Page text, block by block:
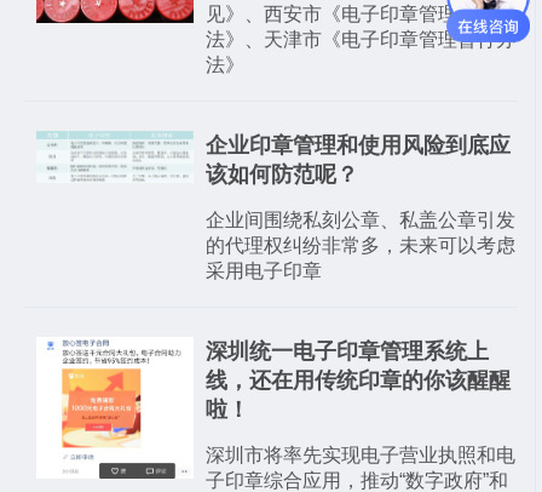
见》、西安市《电子印章管理暂行办
法》、天津市《电子印章管理暂行办
法》
企业印章管理和使用风险到底应
该如何防范呢？
企业间围绕私刻公章、私盖公章引发
的代理权纠纷非常多，未来可以考虑
采用电子印章
深圳统一电子印章管理系统上
线，还在用传统印章的你该醒醒
啦！
深圳市将率先实现电子营业执照和电
子印章综合应用，推动“数字政府”和